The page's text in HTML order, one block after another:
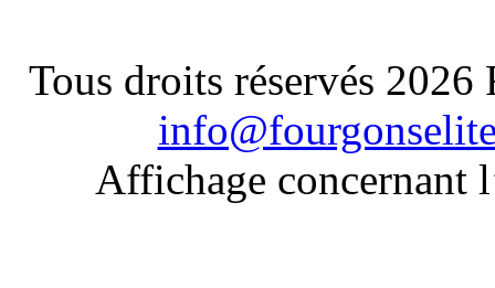
Tous droits réservés
Affichage concernant